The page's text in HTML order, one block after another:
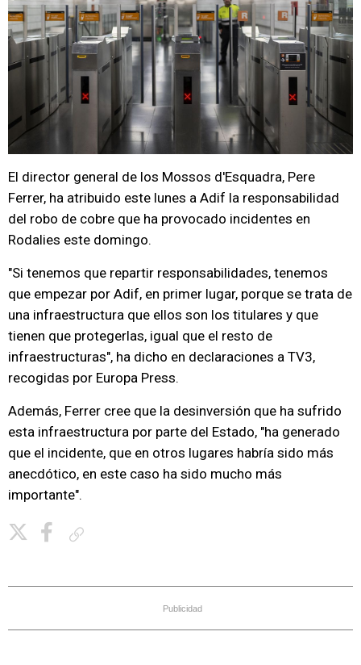
El director general de los Mossos d'Esquadra, Pere
Ferrer, ha atribuido este lunes a Adif la responsabilidad
del robo de cobre que ha provocado incidentes en
Rodalies este domingo.
"Si tenemos que repartir responsabilidades, tenemos
que empezar por Adif, en primer lugar, porque se trata de
una infraestructura que ellos son los titulares y que
tienen que protegerlas, igual que el resto de
infraestructuras", ha dicho en declaraciones a TV3,
recogidas por Europa Press.
Además, Ferrer cree que la desinversión que ha sufrido
esta infraestructura por parte del Estado, "ha generado
que el incidente, que en otros lugares habría sido más
anecdótico, en este caso ha sido mucho más
importante".
Publicidad